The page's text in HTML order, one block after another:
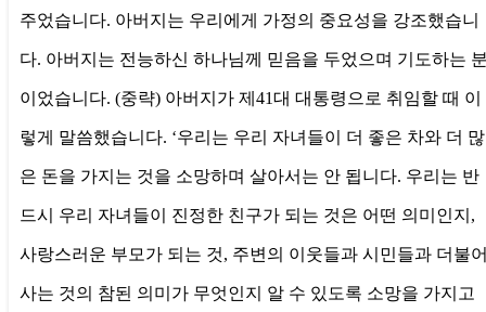
주었습니다. 아버지는 우리에게 가정의 중요성을 강조했습니
다. 아버지는 전능하신 하나님께 믿음을 두었으며 기도하는
이었습니다. (중략) 아버지가 제41대 대통령으로 취임할 때 이
렇게 말씀했습니다. ‘우리는 우리 자녀들이 더 좋은 차와 더 많
은 돈을 가지는 것을 소망하며 살아서는 안 됩니다. 우리는 반
드시 우리 자녀들이 진정한 친구가 되는 것은 어떤 의미인지,
사랑스러운 부모가 되는 것, 주변의 이웃들과 시민들과 더불
사는 것의 참된 의미가 무엇인지 알 수 있도록 소망을 가지고